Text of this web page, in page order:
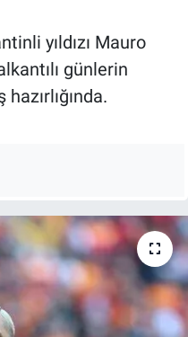
yıldızı Mauro
günlerin